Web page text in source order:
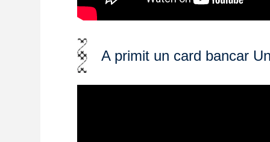
A primit un card bancar